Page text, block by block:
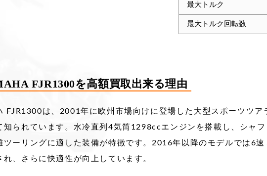
最大トルク
最大トルク回転数
FJR1300を高額買取出来る理由
FJR1300は、2001年に欧州市場向けに登場した大型スポーツツ
知られています。​水冷直列4気筒1298ccエンジンを搭載し、シャ
ツーリングに適した装備が特徴です。​2016年以降のモデルでは6
れ、さらに快適性が向上しています。